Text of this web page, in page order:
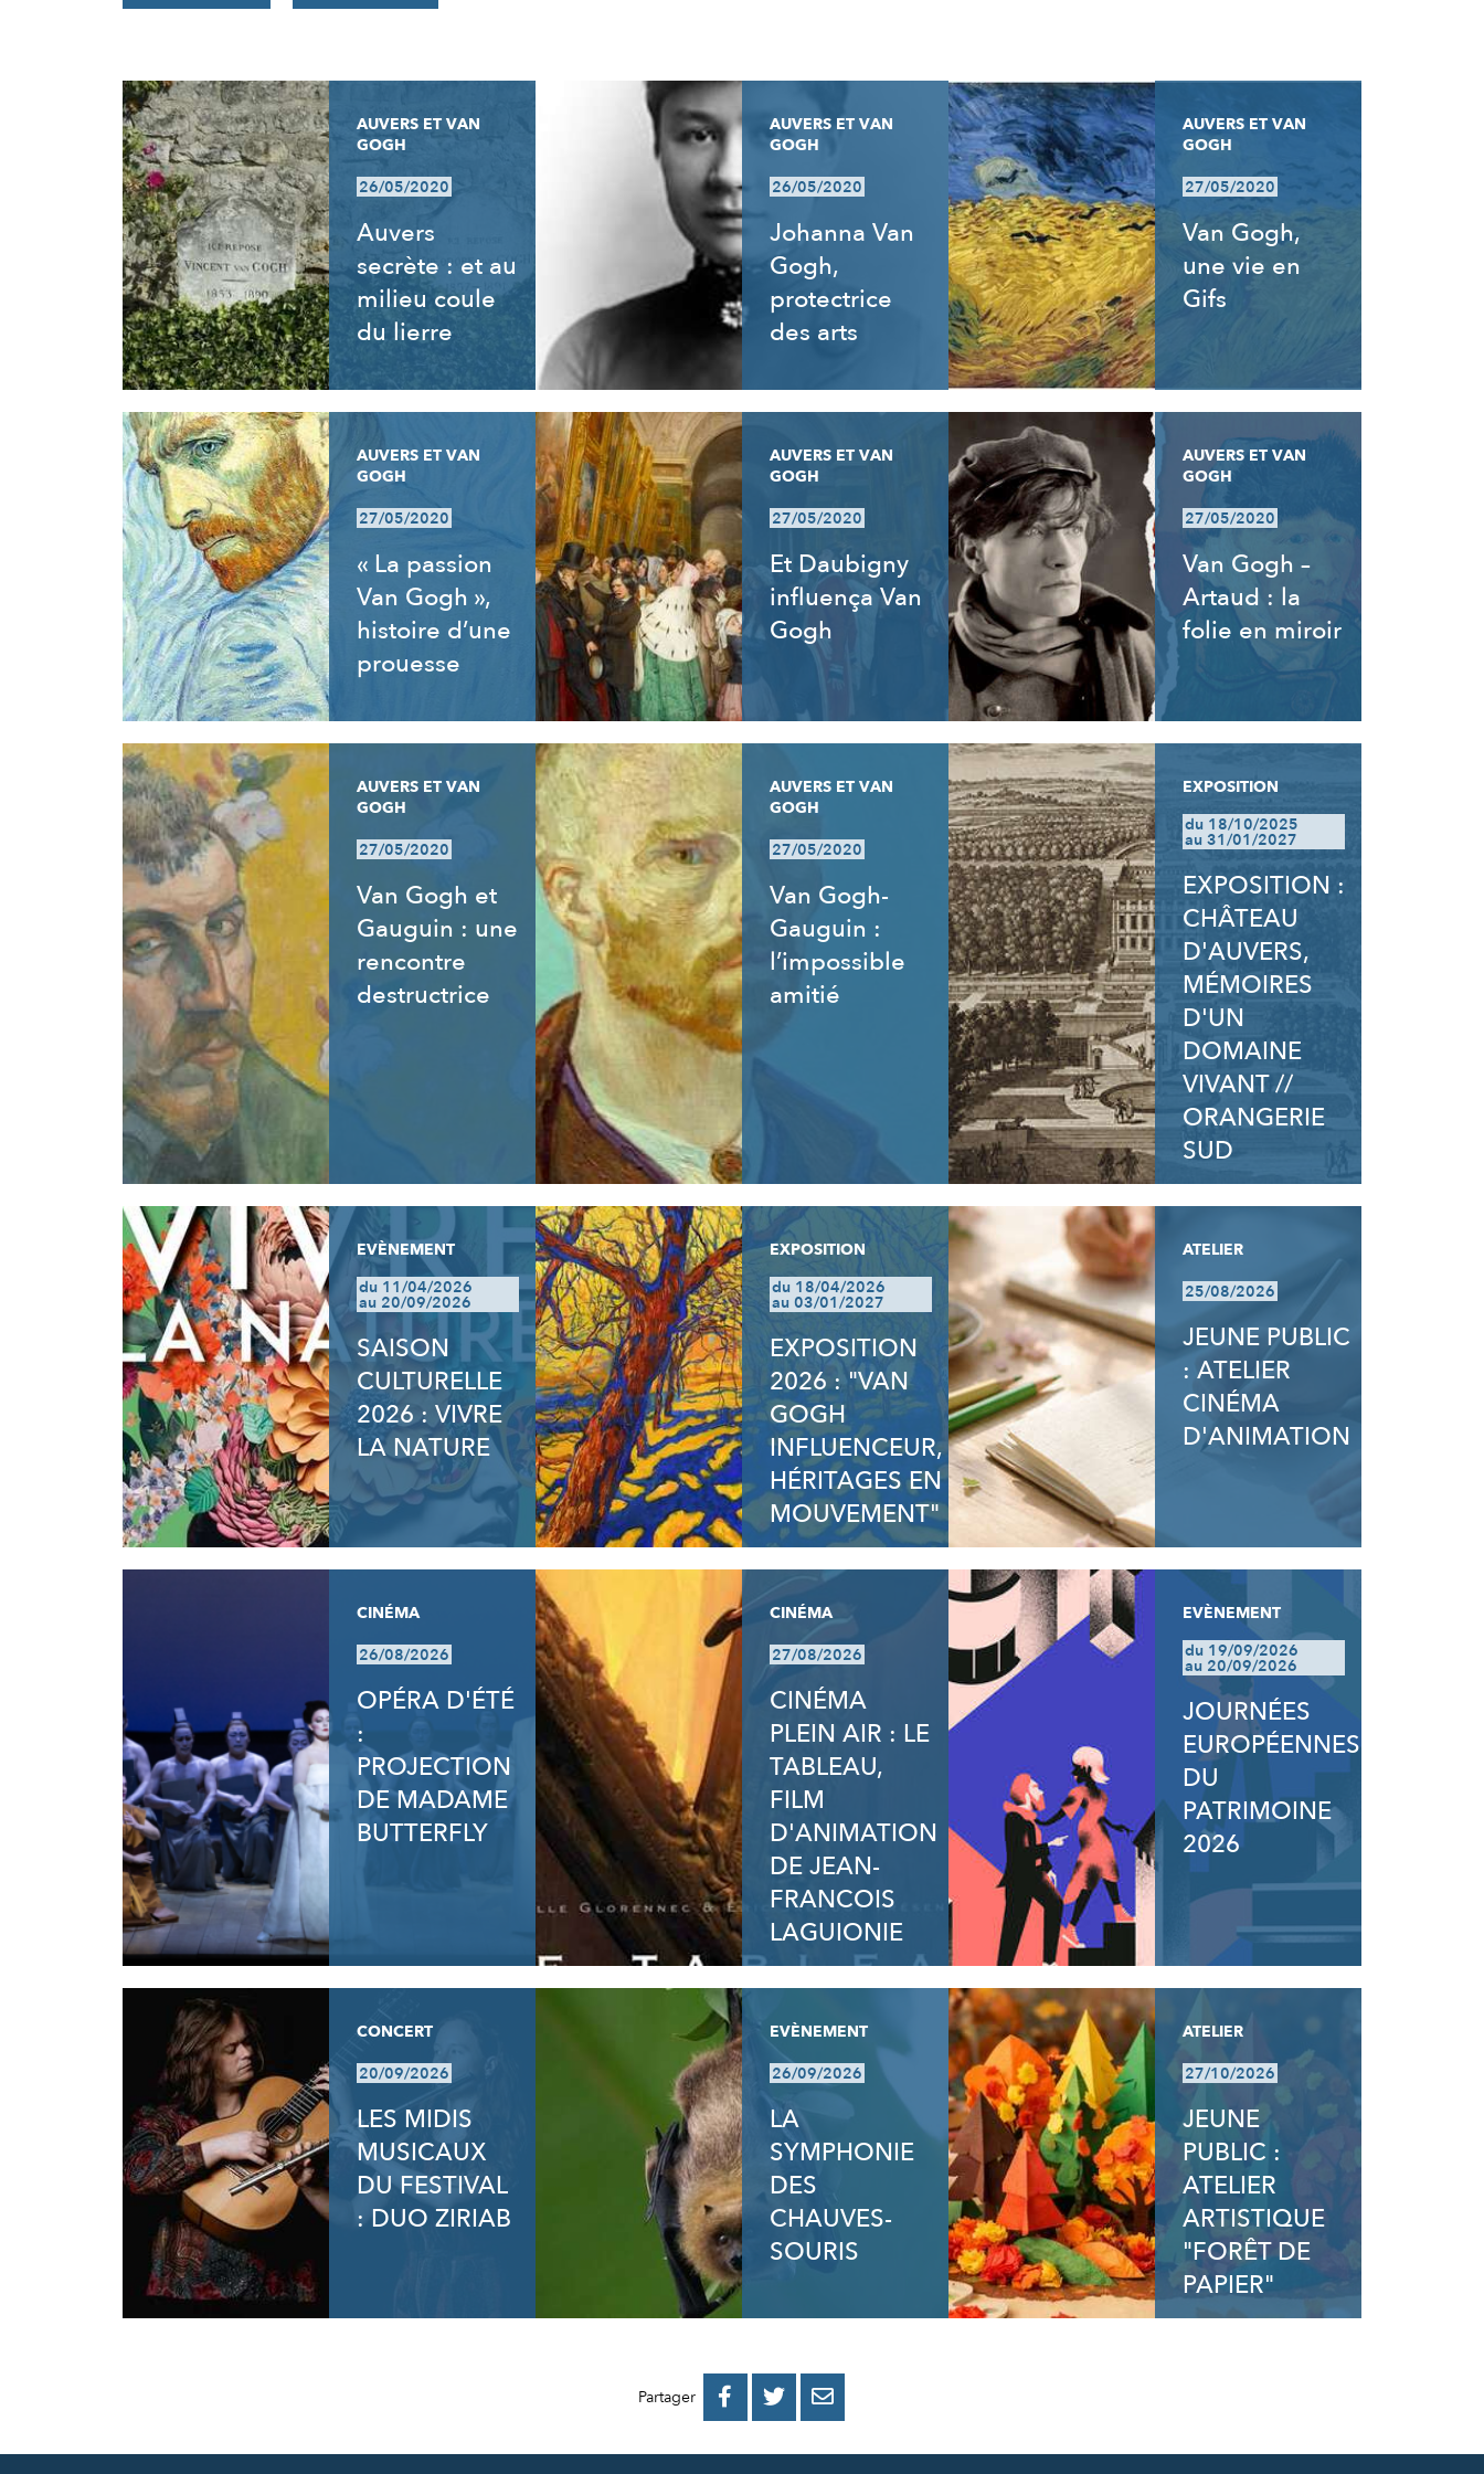
RÉSULTATS
AUVERS ET VAN
GOGH
26/05/2020
Auvers
secrète : et au
milieu coule
du lierre
AUVERS ET VAN
GOGH
26/05/2020
Johanna Van
Gogh,
protectrice
des arts
AUVERS ET VAN
GOGH
27/05/2020
Van Gogh,
une vie en
Gifs
AUVERS ET VAN
GOGH
27/05/2020
« La passion
Van Gogh »,
histoire d’une
prouesse
AUVERS ET VAN
GOGH
27/05/2020
Et Daubigny
influença Van
Gogh
AUVERS ET VAN
GOGH
27/05/2020
Van Gogh –
Artaud : la
folie en miroir
AUVERS ET VAN
GOGH
27/05/2020
Van Gogh et
Gauguin : une
rencontre
destructrice
AUVERS ET VAN
GOGH
27/05/2020
Van Gogh-
Gauguin :
l’impossible
amitié
EXPOSITION
du 18/10/2025
au 31/01/2027
EXPOSITION :
CHÂTEAU
D'AUVERS,
MÉMOIRES
D'UN
DOMAINE
VIVANT //
ORANGERIE
SUD
EVÈNEMENT
du 11/04/2026
au 20/09/2026
SAISON
CULTURELLE
2026 : VIVRE
LA NATURE
EXPOSITION
du 18/04/2026
au 03/01/2027
EXPOSITION
2026 : "VAN
GOGH
INFLUENCEUR,
HÉRITAGES EN
MOUVEMENT"
ATELIER
25/08/2026
JEUNE PUBLIC
: ATELIER
CINÉMA
D'ANIMATION
CINÉMA
26/08/2026
OPÉRA D'ÉTÉ
:
PROJECTION
DE MADAME
BUTTERFLY
CINÉMA
27/08/2026
CINÉMA
PLEIN AIR : LE
TABLEAU,
FILM
D'ANIMATION
DE JEAN-
FRANCOIS
LAGUIONIE
EVÈNEMENT
du 19/09/2026
au 20/09/2026
JOURNÉES
EUROPÉENNES
DU
PATRIMOINE
2026
CONCERT
20/09/2026
LES MIDIS
MUSICAUX
DU FESTIVAL
: DUO ZIRIAB
EVÈNEMENT
26/09/2026
LA
SYMPHONIE
DES
CHAUVES-
SOURIS
ATELIER
27/10/2026
JEUNE
PUBLIC :
ATELIER
ARTISTIQUE
"FORÊT DE
PAPIER"
Partager 
PARTAGER
PARTAGER
PARTAGER